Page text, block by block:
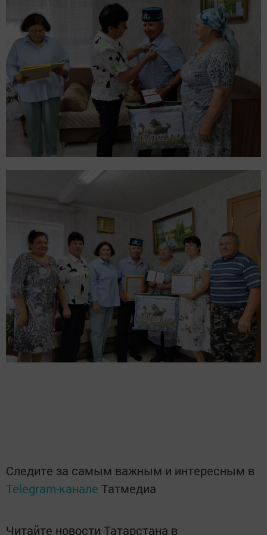
Следите за самым важным и интересным в
Telegram-канале Татмедиа
Читайте новости Татарстана в